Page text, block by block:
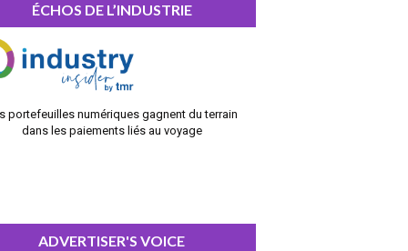
ÉCHOS DE L’INDUSTRIE
portefeuilles numériques gagnent du terrain
dans les paiements liés au voyage
ADVERTISER'S VOICE